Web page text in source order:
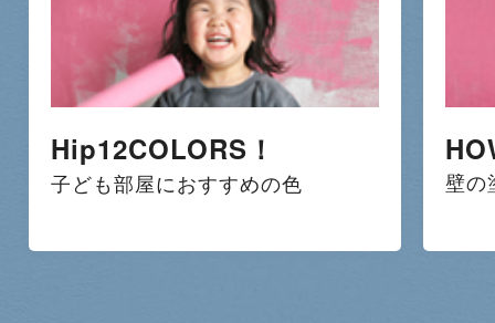
Hip12COLORS！
子ども部屋におすすめの色 壁の